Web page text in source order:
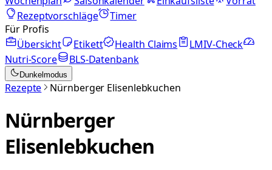
Rezeptvorschläge
Timer
Für Profis
Übersicht
Etikett Health Claims
LMIV-Check
Nutri-Score
BLS-Datenbank
Dunkelmodus
Rezepte Nürnberger Elisenlebkuchen
Nürnberger
Elisenlebkuchen